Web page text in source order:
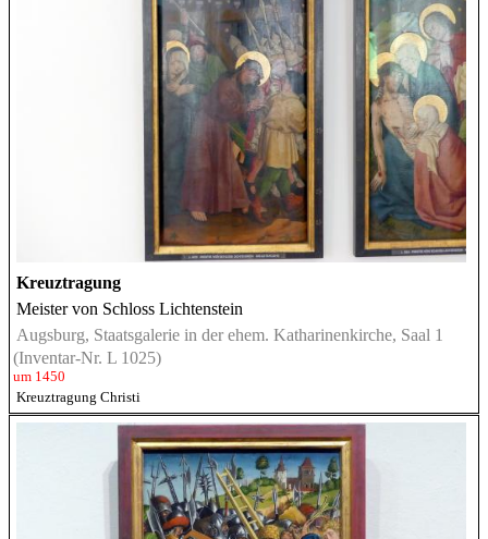
Kreuztragung
Meister von Schloss Lichtenstein
Augsburg, Staatsgalerie in der ehem. Katharinenkirche, Saal 1
(Inventar-Nr. L 1025)
um 1450
Kreuztragung Christi